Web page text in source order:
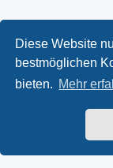
Diese Website
bestmöglichen
bieten. Mehr